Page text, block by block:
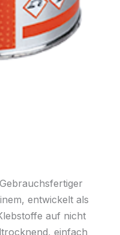
entwickelt als
auf nicht
einfach